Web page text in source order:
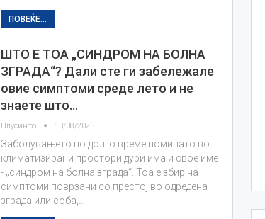
ПОВЕЌЕ...
ШТО Е ТОА „СИНДРОМ НА БОЛНА
ЗГРАДА“? Дали сте ги забележале
овие симптоми среде лето и не
знаете што…
Плусинфо 13/08/2025
Заболувањето по долго време поминато во
климатизирани простори дури има и свое име
- „синдром на болна зграда“. Тоа е збир на
симптоми поврзани со престој во одредена
зграда или соба,…